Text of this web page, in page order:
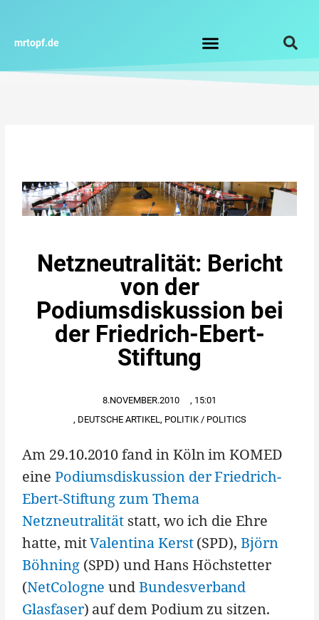
springen
mrtopf.de
Netzneutralität: Bericht
von der
Podiumsdiskussion bei
der Friedrich-Ebert-
Stiftung
8.NOVEMBER.2010 , 15:01
, DEUTSCHE ARTIKEL, POLITIK / POLITICS
Am 29.10.2010 fand in Köln im KOMED
eine Podiumsdiskussion der Friedrich-
Ebert-Stiftung zum Thema
Netzneutralität statt, wo ich die Ehre
hatte, mitValentina Kerst(SPD),Björn
Böhning(SPD) und Hans Höchstetter
(NetCologne undBundesverband
Glasfaser) auf dem Podium zu sitzen.